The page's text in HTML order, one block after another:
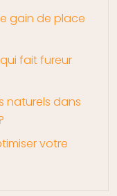
gain de place
fait fureur
naturels dans
votre